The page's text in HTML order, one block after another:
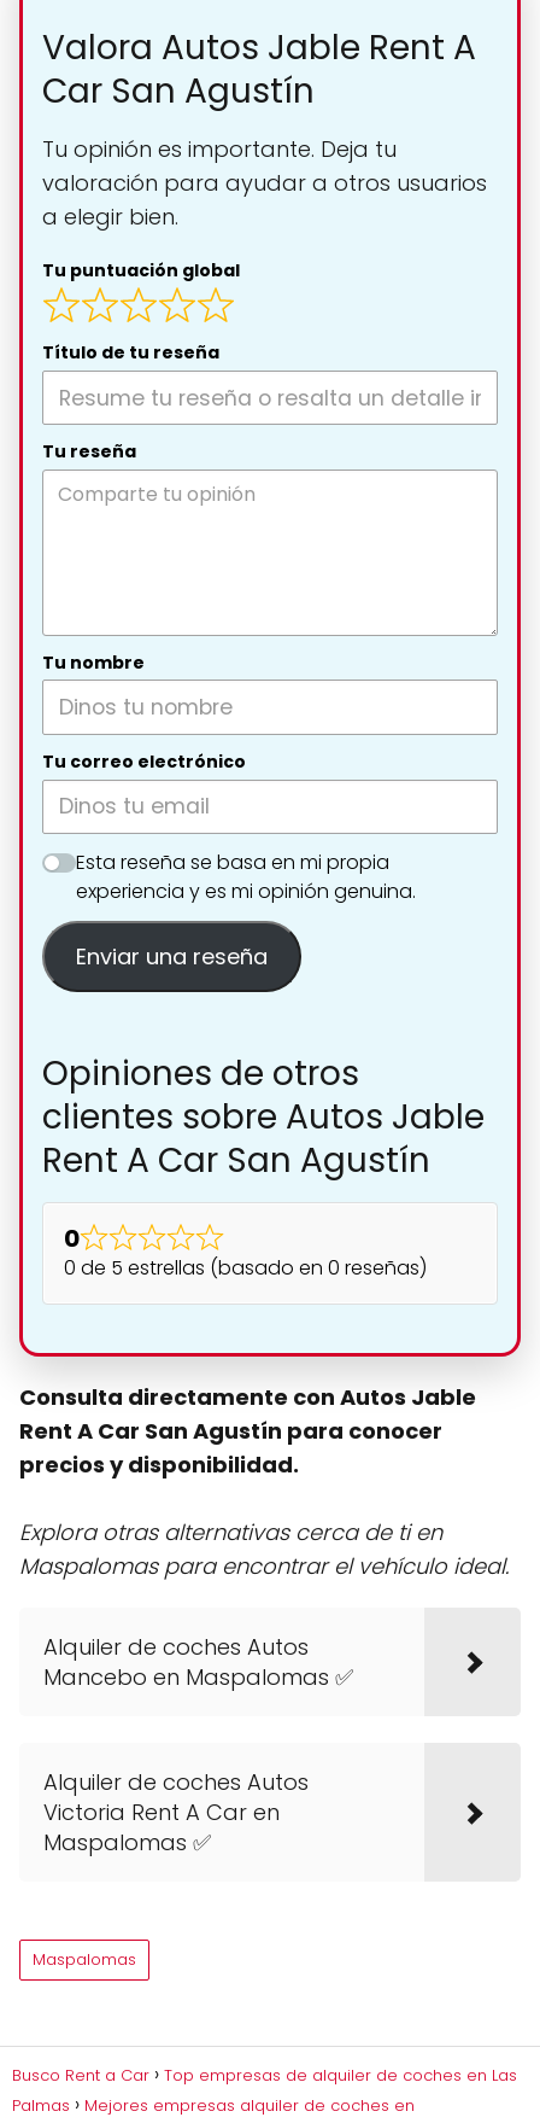
Valora Autos Jable Rent A
Car San Agustín
Tu opinión es importante. Deja tu
valoración para ayudar a otros usuarios
a elegir bien.
Tu puntuación global
Título de tu reseña
Tu reseña
Tu nombre
Tu correo electrónico
Esta reseña se basa en mi propia
experiencia y es mi opinión genuina.
Enviar una reseña
Opiniones de otros
clientes sobre Autos Jable
Rent A Car San Agustín
0
0 de 5 estrellas (basado en 0 reseñas)
Consulta directamente con Autos Jable
Rent A Car San Agustín para conocer
precios y disponibilidad.
Explora otras alternativas cerca de ti en
Maspalomas para encontrar el vehículo ideal.
Alquiler de coches Autos
Mancebo en Maspalomas ✅
Alquiler de coches Autos
Victoria Rent A Car en
Maspalomas ✅
Maspalomas
Busco Rent a Car
Top empresas de alquiler de coches en Las
Palmas
Mejores empresas alquiler de coches en